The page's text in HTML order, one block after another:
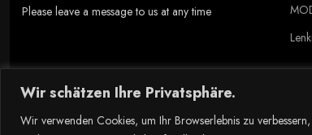
Wir schätzen Ihre Privatsphäre.
Wir verwenden Cookies, um Ihr Browserlebnis zu
Please leave a message to us at any time
Copyright © 2023 Tlyard de. all rights reserved.